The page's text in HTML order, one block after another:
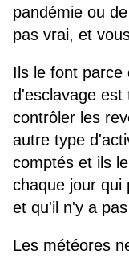
pandémie ou
pas vrai, et
Ils le font parce
d'esclavage est
contrôler les
autre type
comptés et ils
chaque jour qui
et qu'il n'y a
Les météores